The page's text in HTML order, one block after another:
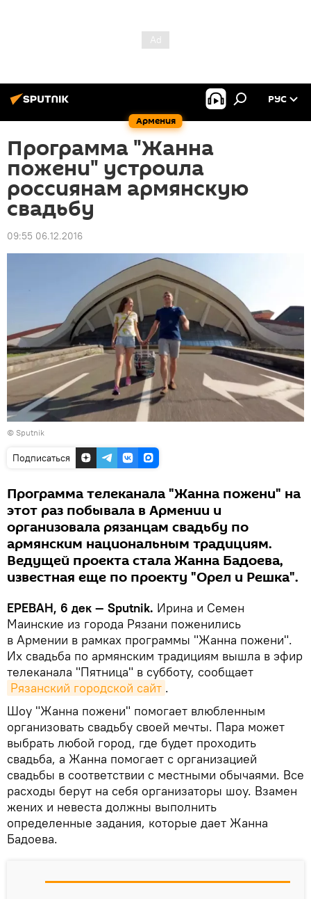
Армения
РУС
Программа "Жанна
пожени" устроила
россиянам армянскую
свадьбу
09:55 06.12.2016
© Sputnik
Подписаться
Программа телеканала "Жанна пожени" на
этот раз побывала в Армении и
организовала рязанцам свадьбу по
армянским национальным традициям.
Ведущей проекта стала Жанна Бадоева,
известная еще по проекту "Орел и Решка".
ЕРЕВАН, 6 дек — Sputnik. Ирина и Семен
Маинские из города Рязани поженились
в Армении в рамках программы "Жанна пожени".
Их свадьба по армянским традициям вышла в эфир
телеканала "Пятница" в субботу, сообщает
Рязанский городской сайт .
Шоу "Жанна пожени" помогает влюбленным
организовать свадьбу своей мечты. Пара может
выбрать любой город, где будет проходить
свадьба, а Жанна помогает с организацией
свадьбы в соответствии с местными обычаями. Все
расходы берут на себя организаторы шоу. Взамен
жених и невеста должны выполнить
определенные задания, которые дает Жанна
Бадоева.